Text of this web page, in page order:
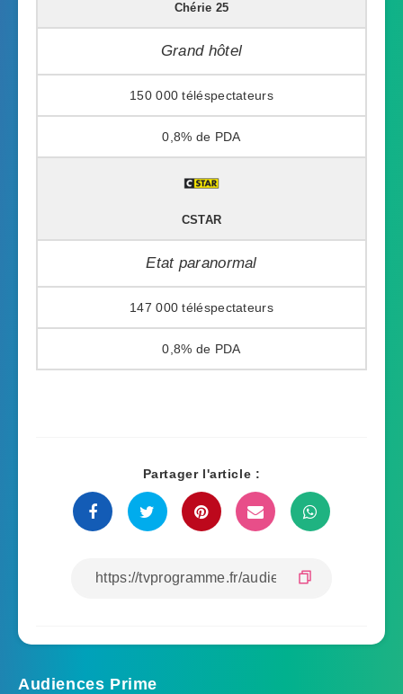
Chérie 25
Grand hôtel
150 000
0,8%
CSTAR
Etat paranormal
147 000
0,8%
Partager l'article :
Audiences Prime